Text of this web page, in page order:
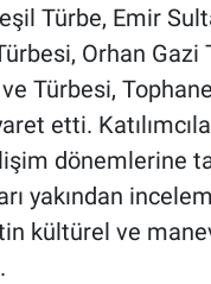
Türbe, Emir
Orhan Gazi
Türbesi,
etti.
dönemlerine
yakından
kültürel ve